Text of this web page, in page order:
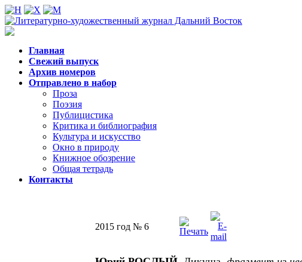
Главная
Свежий выпуск
Архив номеров
Отправлено в набор
Проза
Поэзия
Публицистика
Критика и библиография
Культура и искусство
Окно в природу
Книжное обозрение
Общая тетрадь
Контакты
2015 год № 6